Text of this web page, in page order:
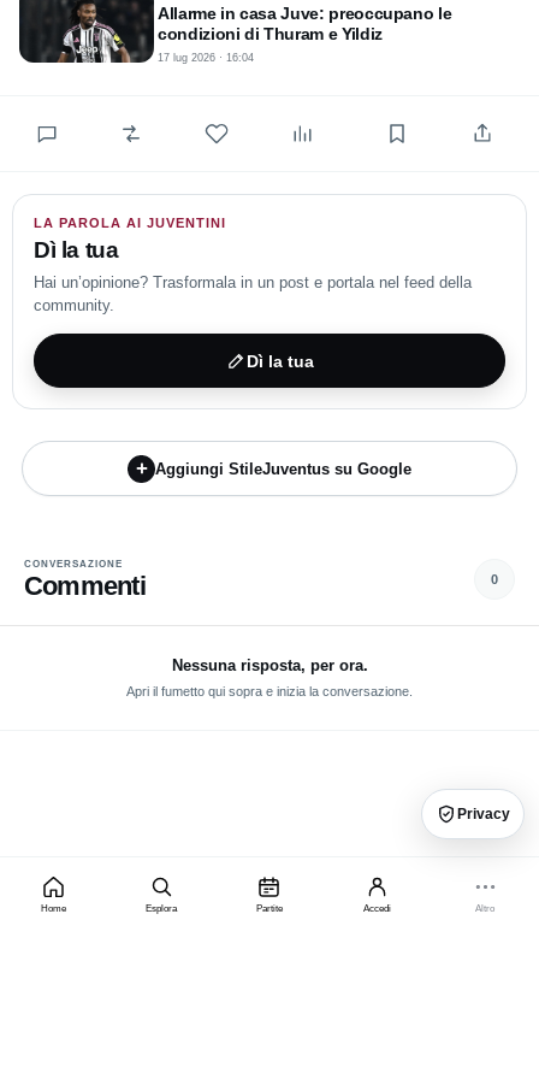
Allarme in casa Juve: preoccupano le
condizioni di Thuram e Yildiz
17 lug 2026 · 16:04
LA PAROLA AI JUVENTINI
Dì la tua
Hai un’opinione? Trasformala in un post e portala nel feed della
community.
Dì la tua
+ Aggiungi StileJuventus su Google
CONVERSAZIONE
Commenti 0
Nessuna risposta, per ora.
Apri il fumetto qui sopra e inizia la conversazione.
Home Esplora Partite Accedi Altro
Privacy